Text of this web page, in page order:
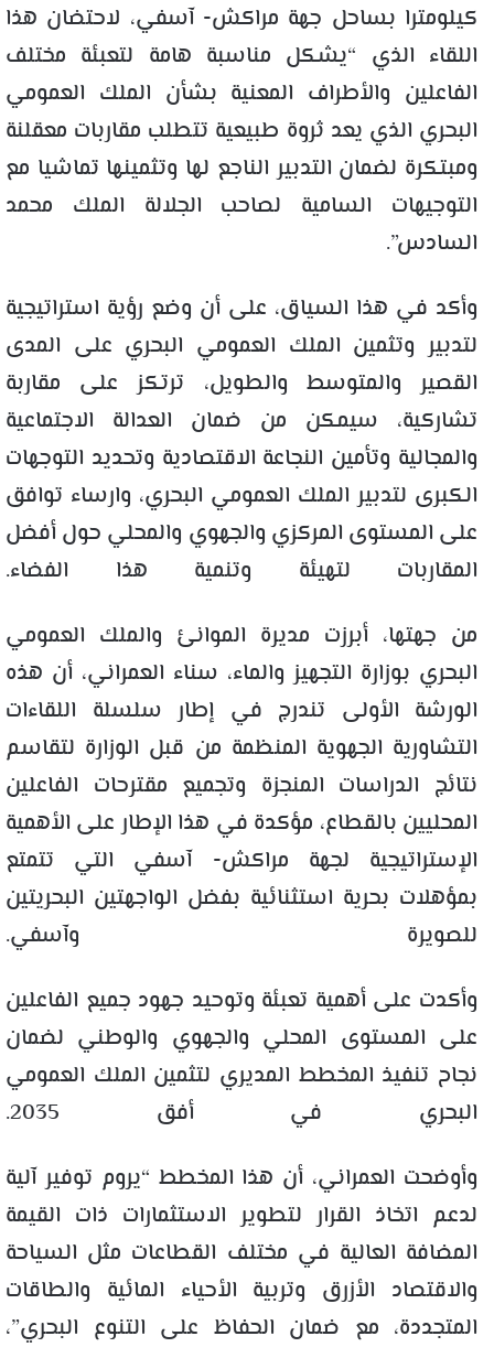
كيلومترا بساحل جهة مراكش- آسفي، لاحتضان هذا
اللقاء الذي “يشكل مناسبة هامة لتعبئة مختلف
الفاعلين والأطراف المعنية بشأن الملك العمومي
البحري الذي يعد ثروة طبيعية تتطلب مقاربات معقلنة
ومبتكرة لضمان التدبير الناجع لها وتثمينها تماشيا مع
التوجيهات السامية لصاحب الجلالة الملك محمد
السادس”.
وأكد في هذا السياق، على أن وضع رؤية استراتيجية
لتدبير وتثمين الملك العمومي البحري على المدى
القصير والمتوسط والطويل، ترتكز على مقاربة
تشاركية، سيمكن من ضمان العدالة الاجتماعية
والمجالية وتأمين النجاعة الاقتصادية وتحديد التوجهات
الكبرى لتدبير الملك العمومي البحري، وارساء توافق
على المستوى المركزي والجهوي والمحلي حول أفضل
المقاربات لتهيئة وتنمية هذا الفضاء.
من جهتها، أبرزت مديرة الموانئ والملك العمومي
البحري بوزارة التجهيز والماء، سناء العمراني، أن هذه
الورشة الأولى تندرج في إطار سلسلة اللقاءات
التشاورية الجهوية المنظمة من قبل الوزارة لتقاسم
نتائج الدراسات المنجزة وتجميع مقترحات الفاعلين
المحليين بالقطاع، مؤكدة في هذا الإطار على الأهمية
الإستراتيجية لجهة مراكش- آسفي التي تتمتع
بمؤهلات بحرية استثنائية بفضل الواجهتين البحريتين
للصويرة وآسفي.
وأكدت على أهمية تعبئة وتوحيد جهود جميع الفاعلين
على المستوى المحلي والجهوي والوطني لضمان
نجاح تنفيذ المخطط المديري لتثمين الملك العمومي
البحري في أفق 2035.
وأوضحت العمراني، أن هذا المخطط “يروم توفير آلية
لدعم اتخاذ القرار لتطوير الاستثمارات ذات القيمة
المضافة العالية في مختلف القطاعات مثل السياحة
والاقتصاد الأزرق وتربية الأحياء المائية والطاقات
المتجددة، مع ضمان الحفاظ على التنوع البحري”،